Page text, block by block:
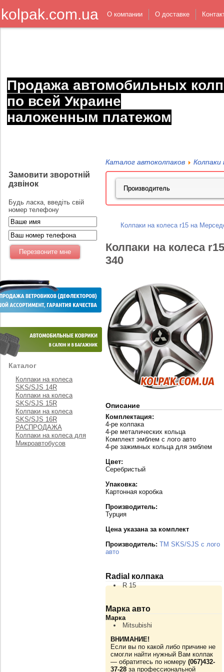
kolpak.com.ua О компании О доставке
Продажа автомобильных
по всей Украине
наложенным платежом
Замовити зворотній
дзвінок
Будь ласка, введіть свій
номер телефону
Каталог
Колпаки на колеса
SKS/SJS 14R
Колпаки на колеса
SKS/SJS 15R
Колпаки на колеса
SKS/SJS 16R
РАСПРОДАЖА
Колпаки на колеса для
Микроавтобусов
Каталог автоколпаков Колпаки
Колпаки на колеса r15 на
Колпаки на колеса
340
Описание
Комплектация:
4-ре колпака
4-ре металических кольца
Комплект эмблем с лого авто
4-ре зажимных кольца для эмблем
Цвет:
Серебристый
Упаковка:
Картонная коробка
Производитель:
Турция
Цена указана за комплект
Производитель: TM SKS/SJS с лого
авто
Radial колпака
R 15
Марка авто
Марка
Mitsubishi
ВНИМАНИЕ!
Если вы по какой либо причине не
смогли найти нужный Вам колпак
— обратитесь по номеру (067)432-
37-28 за профессиональной